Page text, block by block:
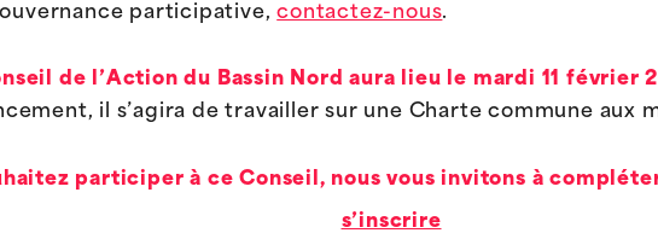
participative,contactez-nous.
de l’Action du Bassin Nord aura lieu le mardi 11 février
il s’agira de travailler sur une Charte commune aux
participer à ce Conseil, nous vous invitons à
s’inscrire